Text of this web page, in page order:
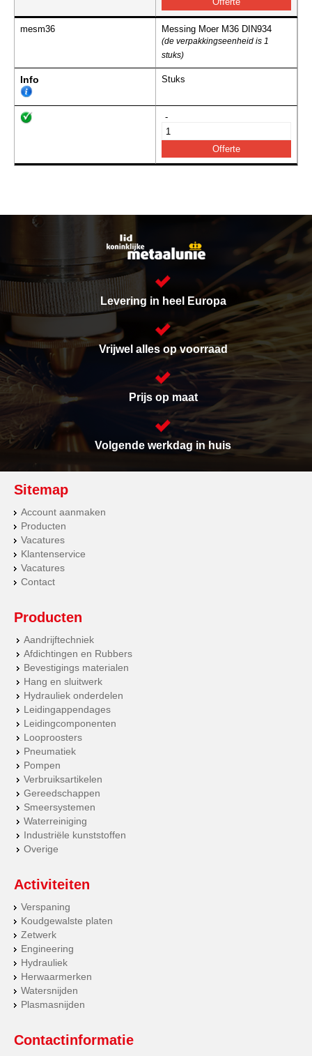
mesm36 Messing Moer M36 DIN934
(de verpakkingseenheid is 1
stuks)
Info Stuks
-
Levering in heel Europa
Vrijwel alles op voorraad
Prijs op maat
Volgende werkdag in huis
Sitemap
Account aanmaken
Producten
Vacatures
Klantenservice
Vacatures
Contact
Producten
Aandrijftechniek
Afdichtingen en Rubbers
Bevestigings materialen
Hang en sluitwerk
Hydrauliek onderdelen
Leidingappendages
Leidingcomponenten
Looproosters
Pneumatiek
Pompen
Verbruiksartikelen
Gereedschappen
Smeersystemen
Waterreiniging
Industriële kunststoffen
Overige
Activiteiten
Verspaning
Koudgewalste platen
Zetwerk
Engineering
Hydrauliek
Herwaarmerken
Watersnijden
Plasmasnijden
Contactinformatie